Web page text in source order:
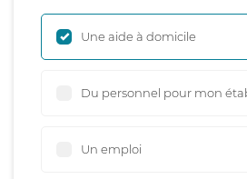
Une aide à domicile
Du personnel pour mon
Un emploi